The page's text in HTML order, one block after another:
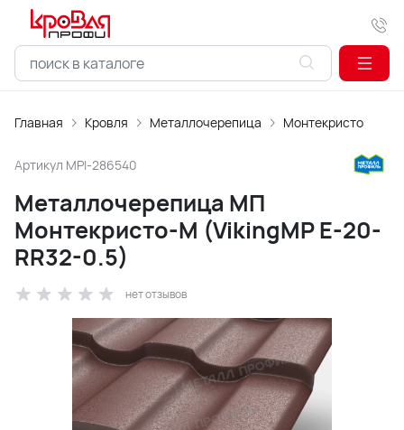
Главная Кровля Металлочерепица Монтекристо
Артикул MPI-286540
Металлочерепица МП
Монтекристо-M (VikingMP E-20-
RR32-0.5)
нет отзывов